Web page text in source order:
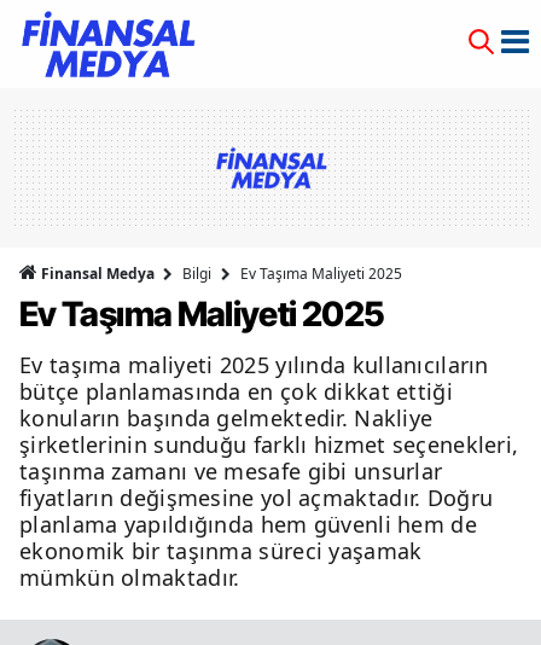
Finansal Medya Bilgi Ev Taşıma Maliyeti 2025
Ev Taşıma Maliyeti 2025
Ev taşıma maliyeti 2025 yılında kullanıcıların
bütçe planlamasında en çok dikkat ettiği
konuların başında gelmektedir. Nakliye
şirketlerinin sunduğu farklı hizmet seçenekleri,
taşınma zamanı ve mesafe gibi unsurlar
fiyatların değişmesine yol açmaktadır. Doğru
planlama yapıldığında hem güvenli hem de
ekonomik bir taşınma süreci yaşamak
mümkün olmaktadır.